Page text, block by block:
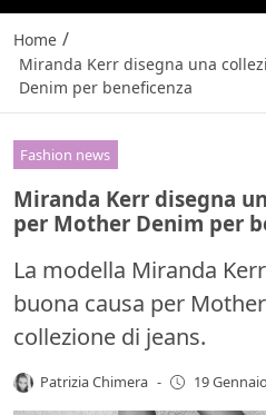
Home /
Miranda Kerr disegna una
Denim per beneficenza
Fashion news
Miranda Kerr disegna
per Mother Denim per
La modella Miranda
buona causa per
collezione di jeans.
Patrizia Chimera - 19